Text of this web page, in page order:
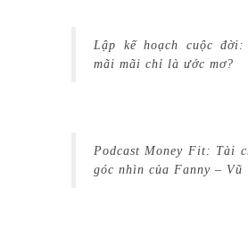
Lập kế hoạch cuộc
mãi mãi chỉ là ước mơ?
Podcast Money Fit: Tài
góc nhìn của Fanny – Vũ